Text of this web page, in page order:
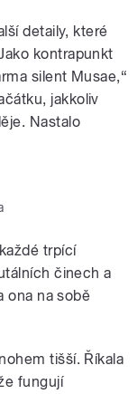
detaily, které
kontrapunkt
silent Musae,“
jakkoliv
Nastalo
trpící
činech a
ona na sobě
tišší. Říkala
fungují